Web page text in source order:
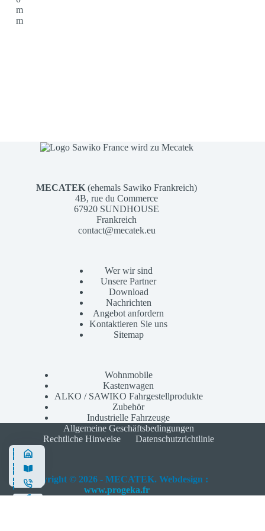
m
m
MECATEK (ehemals Sawiko Frankreich)
4B, rue du Commerce
67920 SUNDHOUSE
Frankreich
contact@mecatek.eu
Wer wir sind
Unsere Partner
Download
Nachrichten
Angebot anfordern
Kontaktieren Sie uns
Sitemap
Wohnmobile
Kastenwagen
ALKO / SAWIKO Fahrgestellprodukte
Zubehör
Industrielle Fahrzeuge
Allgemeine Geschäftsbedingungen
Rechtliche Hinweise
Datenschutzrichtlinie
Copyright © 2026 - MECATEK. Webdesign :
www.progeka.fr